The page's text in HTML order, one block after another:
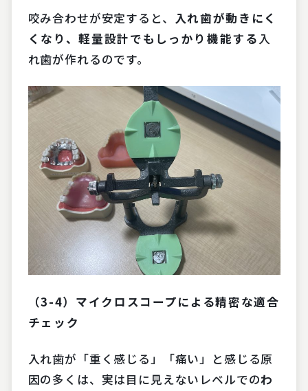
咬み合わせが安定すると、
入れ歯が動きにく
くなり、軽量設計でもしっかり機能する 入
れ歯が作れるのです。
（3-4）マイクロスコープによる精密な適合
チェック
入れ歯が「重く感じる」「痛い」と感じる原
因の多くは、実は目に見えないレベルでのわ